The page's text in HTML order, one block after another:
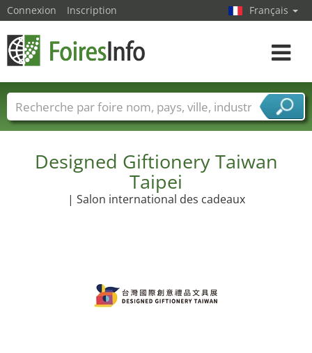
Designed Giftionery Taiwan
Taipei
| Salon international des cadeaux
Connexion Inscription Français
Toggle
Foire noms Pays Villes
Secteurs de foire